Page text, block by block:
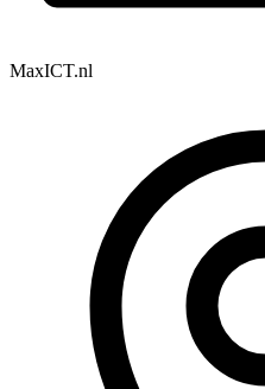
MaxICT.nl